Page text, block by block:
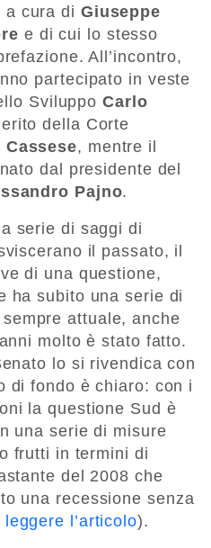
a cura di Giuseppe
e di cui lo stesso
All’incontro,
partecipato in veste
SviluppoCarlo
della Corte
Cassese, mentre il
dal presidente del
Pajno.
serie di saggi di
il passato, il
di una questione,
ha subito una serie di
attuale, anche
molto è stato fatto.
lo si rivendica con
di fondo è chiaro: con i
la questione Sud è
una serie di misure
frutti in termini di
del 2008 che
una recessione senza
l’articolo).